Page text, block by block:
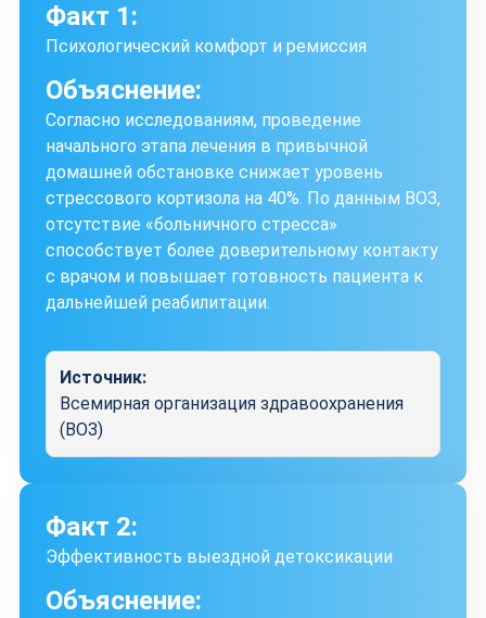
Факт 1:
Психологический комфорт и ремиссия
Объяснение:
Согласно исследованиям, проведение
начального этапа лечения в привычной
домашней обстановке снижает уровень
стрессового кортизола на 40%. По данным ВОЗ,
отсутствие «больничного стресса»
способствует более доверительному контакту
с врачом и повышает готовность пациента к
дальнейшей реабилитации.
Источник:
Всемирная организация здравоохранения
(ВОЗ)
Факт 2:
Эффективность выездной детоксикации
Объяснение: